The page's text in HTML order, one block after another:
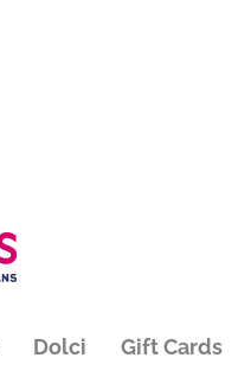
Dolci Gift Cards